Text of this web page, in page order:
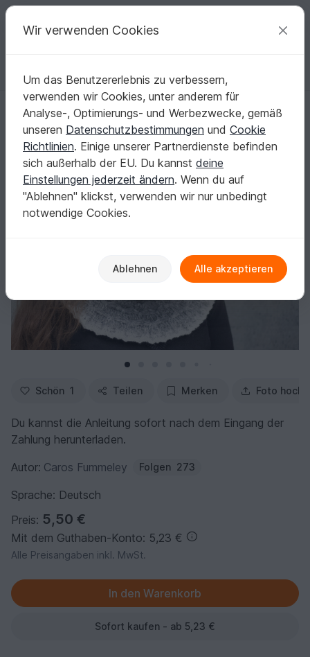
Deine kreativen Ideen
Deutsch | € (EUR) einloggen Kostenlos registrieren
Startseite Stricken Schals Kragenschals
Nuvol Cowl - Schlauchschal
Nuvol Cowl - Schlauchschal
Schön 1 Teilen Merken Foto
Du kannst die Anleitung sofort nach dem Eingang der
Zahlung herunterladen.
Autor: Caros Fummeley Folgen 273
Sprache: Deutsch
Preis: 5,50 €
Mit dem Guthaben-Konto: 5,23 €
Alle Preisangaben inkl. MwSt.
Sofort kaufen - ab 5,23 €
Wir verwenden Cookies
Um das Benutzererlebnis zu verbessern,
verwenden wir Cookies, unter anderem für
Analyse-, Optimierungs- und Werbezwecke, gemäß
unseren Datenschutzbestimmungen und Cookie
Richtlinien. Einige unserer Partnerdienste befinden
sich außerhalb der EU. Du kannst deine
Einstellungen jederzeit ändern. Wenn du auf
"Ablehnen" klickst, verwenden wir nur unbedingt
notwendige Cookies.
Ablehnen Alle akzeptieren